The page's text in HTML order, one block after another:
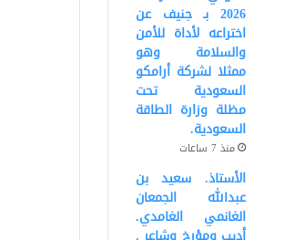
2026 بـ جنيف عن
اختراعه لأداة للأمن
والسلامة وهو
ممثلا لشركة أرامكو
السعودية تحت
مظلة وزارة الطاقة
السعودية.
منذ 7 ساعات
الأستاذ. سعيد بن
عبدالله الجمعان
الغانمي الغامدي.